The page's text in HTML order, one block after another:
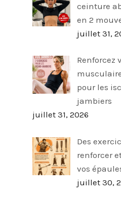
ceinture
en 2
juillet 31,
Renforcez
pour les
jambiers
juillet 31, 2026
Des
renforcer
vos
juillet 30,